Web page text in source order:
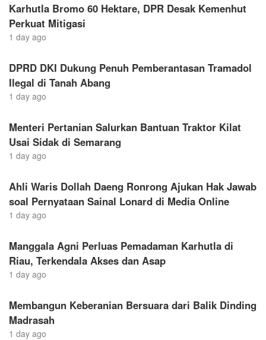
Karhutla Bromo 60 Hektare, DPR Desak Kemenhut
Perkuat Mitigasi
1 day ago
DPRD DKI Dukung Penuh Pemberantasan Tramadol
Ilegal di Tanah Abang
1 day ago
Menteri Pertanian Salurkan Bantuan Traktor Kilat
Usai Sidak di Semarang
1 day ago
Ahli Waris Dollah Daeng Ronrong Ajukan Hak Jawab
soal Pernyataan Sainal Lonard di Media Online
1 day ago
Manggala Agni Perluas Pemadaman Karhutla di
Riau, Terkendala Akses dan Asap
1 day ago
Membangun Keberanian Bersuara dari Balik Dinding
Madrasah
1 day ago